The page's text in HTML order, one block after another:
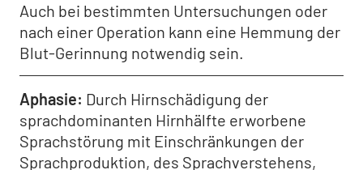
Auch bei bestimmten Untersuchungen oder
nach einer Operation kann eine Hemmung der
Blut-Gerinnung notwendig sein.
Aphasie Durch Hirnschädigung der
sprachdominanten Hirnhälfte erworbene
Sprachstörung mit Einschränkungen der
Sprachproduktion, des Sprachverstehens,